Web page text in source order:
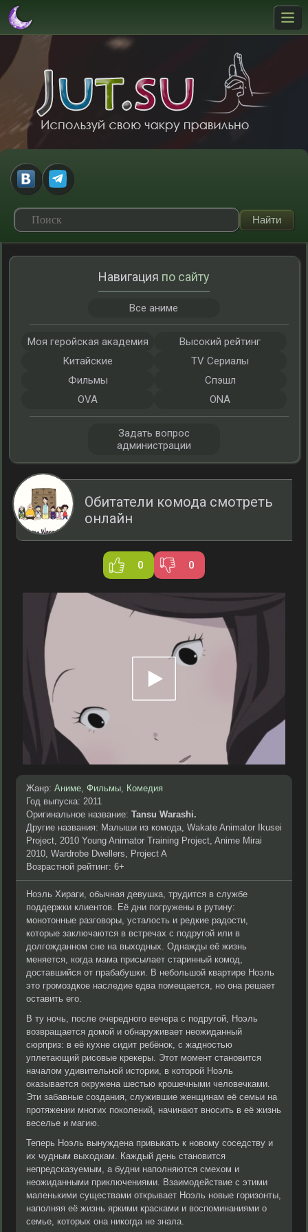
Обитатели комода смотреть
онлайн
0 0
Жанр: Аниме, Фильмы, Комедия
Год выпуска: 2011
Оригинальное название: Tansu Warashi.
Другие названия: Малыши из комода, Wakate Animator Ikusei
Project, 2010 Young Animator Training Project, Anime Mirai
2010, Wardrobe Dwellers, Project A
Возрастной рейтинг: 6+
Ноэль Хираги, обычная девушка, трудится в службе
поддержки клиентов. Её дни погружены в рутину:
монотонные разговоры, усталость и редкие радости,
которые заключаются в встречах с подругой или в
долгожданном сне на выходных. Однажды её жизнь
меняется, когда мама присылает старинный комод,
доставшийся от прабабушки. В небольшой квартире Ноэль
это громоздкое наследие едва помещается, но она решает
оставить его.
В ту ночь, после очередного вечера с подругой, Ноэль
возвращается домой и обнаруживает неожиданный
сюрприз: в её кухне сидит ребёнок, с жадностью
уплетающий рисовые крекеры. Этот момент становится
началом удивительной истории, в которой Ноэль
оказывается окружена шестью крошечными человечками.
Эти забавные создания, служившие женщинам её семьи на
протяжении многих поколений, начинают вносить в её жизнь
веселье и магию.
Теперь Ноэль вынуждена привыкать к новому соседству и
их чудным выходкам. Каждый день становится
непредсказуемым, а будни наполняются смехом и
неожиданными приключениями. Взаимодействие с этими
маленькими существами открывает Ноэль новые горизонты,
наполняя её жизнь яркими красками и воспоминаниями о
семье, которых она никогда не знала.
Навигация по сайту
Все аниме
Моя геройская академия
Высокий рейтинг
Китайские
TV Сериалы
Фильмы
Спэшл
OVA
ONA
Задать вопрос
администрации